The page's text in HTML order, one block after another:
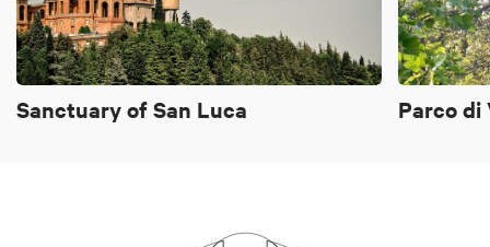
Sanctuary of San Luca Parco di